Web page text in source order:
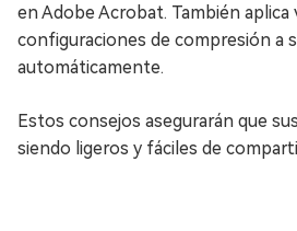
en Adobe Acrobat. También aplica
configuraciones de compresión a
automáticamente.
Estos consejos asegurarán que
siendo ligeros y fáciles de